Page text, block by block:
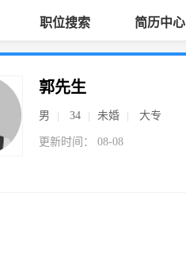
职位搜索 简历中心
郭先生
男 34 未婚 大专
更新时间： 08-08